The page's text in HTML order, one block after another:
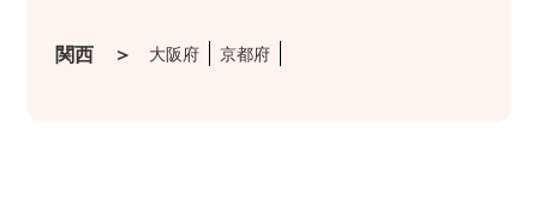
関西 ＞ 大阪府 京都府